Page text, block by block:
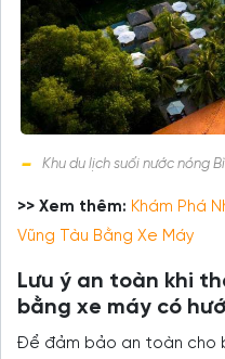
Khu du lịch suối nước nóng
>> Xem thêm: Khám Phá
Vũng Tàu Bằng Xe Máy
Lưu ý an toàn khi
bằng xe máy có
Để đảm bảo an toàn cho